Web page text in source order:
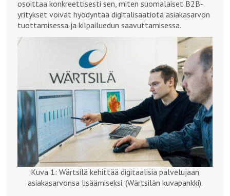
osoittaa konkreettisesti sen, miten suomalaiset B2B-
yritykset voivat hyödyntää digitalisaatiota asiakasarvon
tuottamisessa ja kilpailuedun saavuttamisessa.
Kuva 1: Wärtsilä kehittää digitaalisia palvelujaan
asiakasarvonsa lisäämiseksi. (Wärtsilän kuvapankki).